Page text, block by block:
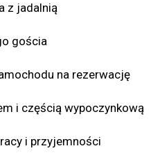
z jadalnią
gościa
na rezerwację
i częścią wypoczynkową
i przyjemności